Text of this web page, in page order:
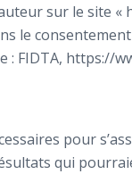
sur le site «
FIDTA, https://
pour
qui